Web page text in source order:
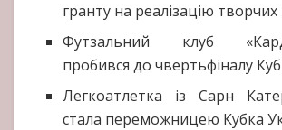
гранту на реалізацію творчих
Футзальний клуб
пробився до чвертьфіналу
Легкоатлетка із Сарн
стала переможницею Кубка